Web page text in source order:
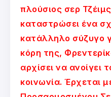
πλούσιος σερ
καταστρώσει ένα
κατάλληλο σύζυγο
κόρη της,
αρχίσει να ανοίγει
κοινωνία. Έρχεται